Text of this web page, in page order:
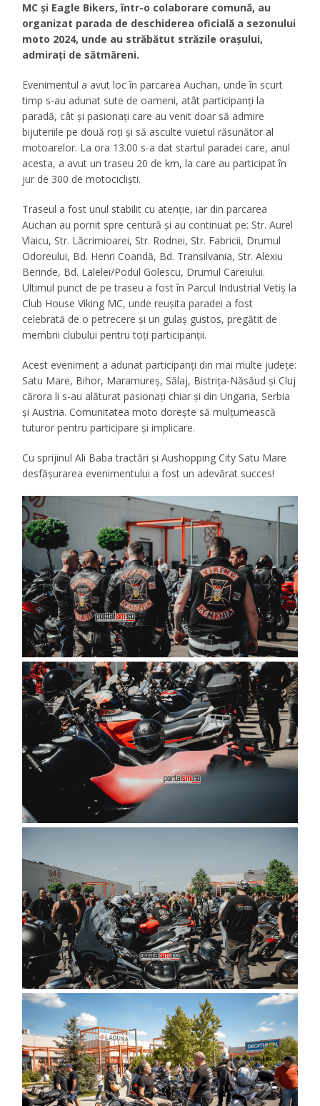
MC și Eagle Bikers, într-o colaborare comună, au
organizat parada de deschiderea oficială a sezonului
moto 2024, unde au străbătut străzile orașului,
admirați de sătmăreni.
Evenimentul a avut loc în parcarea Auchan, unde în scurt
timp s-au adunat sute de oameni, atât participanți la
paradă, cât și pasionați care au venit doar să admire
bijuteriile pe două roți și să asculte vuietul răsunător al
motoarelor. La ora 13.00 s-a dat startul paradei care, anul
acesta, a avut un traseu 20 de km, la care au participat în
jur de 300 de motocicliști.
Traseul a fost unul stabilit cu atenție, iar din parcarea
Auchan au pornit spre centură și au continuat pe: Str. Aurel
Vlaicu, Str. Lăcrimioarei, Str. Rodnei, Str. Fabricii, Drumul
Odoreului, Bd. Henri Coandă, Bd. Transilvania, Str. Alexiu
Berinde, Bd. Lalelei/Podul Golescu, Drumul Careiului.
Ultimul punct de pe traseu a fost în Parcul Industrial Vetiș la
Club House Viking MC, unde reușita paradei a fost
celebrată de o petrecere și un gulaș gustos, pregătit de
membrii clubului pentru toți participanții.
Acest eveniment a adunat participanți din mai multe județe:
Satu Mare, Bihor, Maramureș, Sălaj, Bistrița-Năsăud și Cluj
cărora li s-au alăturat pasionați chiar și din Ungaria, Serbia
și Austria. Comunitatea moto dorește să mulțumească
tuturor pentru participare și implicare.
Cu sprijinul Ali Baba tractări și Aushopping City Satu Mare
desfășurarea evenimentului a fost un adevărat succes!